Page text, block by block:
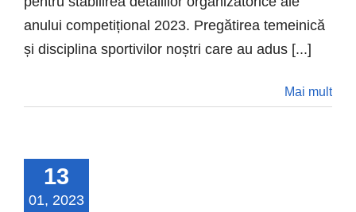
anului competițional 2023. Pregătirea temeinică
și disciplina sportivilor noștri care au adus [...]
Mai mult
13
01, 2023